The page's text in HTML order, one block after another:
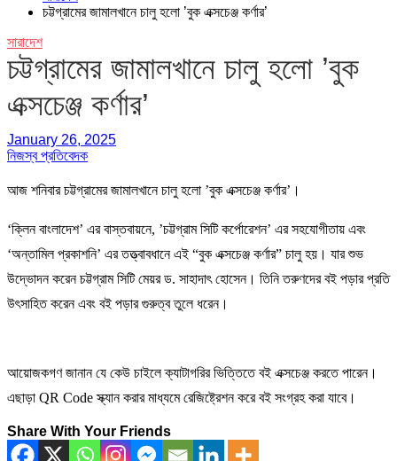
চট্টগ্রামের জামালখানে চালু হলো ’বুক এক্সচেঞ্জ কর্ণার’
সারাদেশ
চট্টগ্রামের জামালখানে চালু হলো ’বুক
এক্সচেঞ্জ কর্ণার’
January 26, 2025
নিজস্ব প্রতিবেদক
আজ শনিবার চট্টগ্রামের জামালখানে চালু হলো ’বুক এক্সচেঞ্জ কর্ণার’।
‘ক্লিন বাংলাদেশ’ এর বাস্তবায়নে, ’চট্টগ্রাম সিটি কর্পোরেশন’ এর সহযোগীতায় এবং
‘অন্তামিল প্রকাশনি’ এর তত্ত্বাবধানে এই “বুক এক্সচেঞ্জ কর্ণার” চালু হয়। যার শুভ
উদ্ভোদন করেন চট্টগ্রাম সিটি মেয়র ড. সাহাদাৎ হোসেন। তিনি তরুণদের বই পড়ার প্রতি
উৎসাহিত করেন এবং বই পড়ার গুরুত্ব তুলে ধরেন।
আয়োজকগণ জানান যে কেউ চাইলে ক্যাটাগরির ভিত্তিতে বই এক্সচেঞ্জ করতে পারেন।
এছাড়া QR Code স্ক্যান করার মাধ্যমে রেজিষ্ট্রেশন করে বই সংগ্রহ করা যাবে।
Share With Your Friends